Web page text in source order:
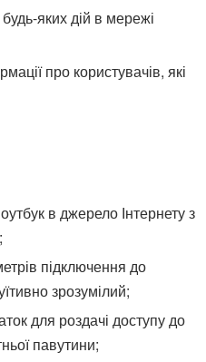
яких дій в мережі
про користувачів, які
в джерело Інтернету з
підключення до
зрозумілий;
для роздачі доступу до
павутини;